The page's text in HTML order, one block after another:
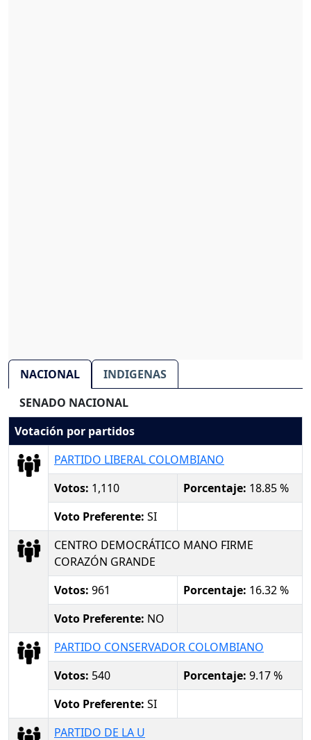
NACIONAL
INDIGENAS
SENADO NACIONAL
Votación por partidos
PARTIDO LIBERAL COLOMBIANO
Votos: 1,110 Porcentaje: 18.85 %
Voto Preferente: SI
CENTRO DEMOCRÁTICO MANO FIRME
CORAZÓN GRANDE
Votos: 961 Porcentaje: 16.32 %
Voto Preferente: NO
PARTIDO CONSERVADOR COLOMBIANO
Votos: 540 Porcentaje: 9.17 %
Voto Preferente: SI
PARTIDO DE LA U